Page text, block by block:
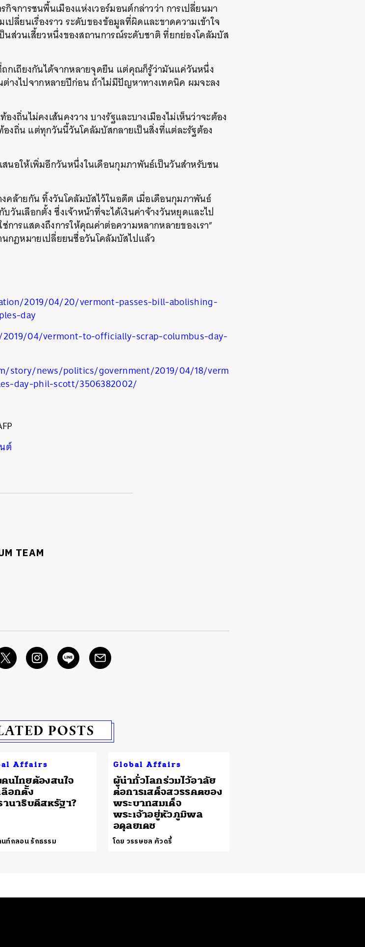
จการชนพื้นเมืองแห่งเวอร์มอนต์กล่าวว่า การเปลี่ยนมา
ปลี่ยนเรื่องราว ระดับของข้อมูลที่ผิดและขาดความเข้าใจ
ส่วนเสี้ยวหนึ่งของสถานการณ์ระดับชาติ ที่ยกย่องโคลัมบัส
ถกเถียงกันได้จากหลายจุดยืน แต่คุณก็รู้ว่ามันแค่วันหนึ่ง
างไปจากหลายปีก่อน ถ้าไม่มีปัญหาทางเทคนิค ผมจะลง
งถิ่นไม่คงเส้นคงวาง บางรัฐและบางเมืองไม่เห็นว่าจะต้อง
องถิ่น แต่ทุกวันนี้วันโคลัมบัสกลายเป็นสิ่งที่แต่ละรัฐต้อง
นอให้เพิ่มอีกวันหนึ่งในเดือนกุมภาพันธ์เป็นวันสำหรับชน
คล้ายกัน ทิ้งวันโคลัมบัสไว้ในอดีต เมื่อเดือนกุมภาพันธ์
วันเลือกตั้ง ซึ่งเจ้าหน้าที่จะได้เงินค่าจ้างวันหยุดและไป
การแสดงถึงการให้คุณค่าต่อความหลากหลายของเรา”
นกฎหมายเปลี่ยยนชื่อวันโคลัมบัสไปแล้ว
2019/04/20/vermont-passes-bill-abolishing-
day
04/vermont-to-officially-scrap-columbus-day-
story/news/politics/government/2019/04/18/verm
day-phil-scott/3506382002/
ต์
TEAM
POSTS
Affairs
คนไทยต้องสนใจ
ลือกตั้ง
านาธิบดีสหรัฐฯ?
นท์กลอน รักธรรม
Global Affairs
ผู้นำทั่วโลกร่วมไว้อาลัย
ต่อการเสด็จสวรรคตของ
พระบาทสมเด็จ
พระเจ้าอยู่หัวภูมิพล
อดุลยเดช
โดย วรรษชล คัวดรี้